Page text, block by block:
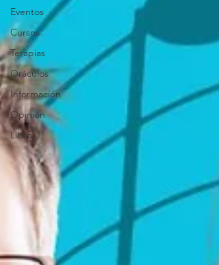
Eventos
Cursos
Terapias
Oráculos
Información
Opinión
Libro